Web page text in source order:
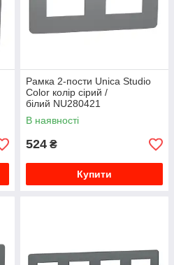
Рамка 2-пости Unica Studio
Color колір сірий /
білий NU280421
В наявності
524 ₴
Купити